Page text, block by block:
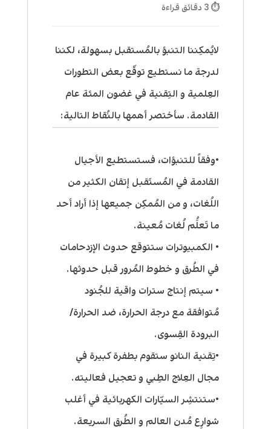
⏱ 3 دقائق قراءة
لايُمكِننا التنبؤ بالمُستقبل بسهولة، لكننا
لدرجة ما نستطيع توقّع بعض التطورات
العِلمية و التِقنية في غضون المئة عام
القادمة. سأختصر أهمها بالنُقاط التالية:
•وفقاً للتنبؤات، فستستطيع الأجيال
القادمة في المُستَقبل إتقان الكثير من
اللُغات، و من المُمكِن جميعها إذا أراد أحد
ما تَعلَُم لُغات مُعينة.
• الكمبيوترات ستتوقع حدوث الإزدحامات
في الطُرق و خطوط المُرور قبل حدوثها.
• سيتم إنتاج سترات واقية للجُنود
مُتوافقة مع درجة الحرارة، ضد الحرارة/
البرودة القِسوى.
•تِقنية النانو ستقوم بطفرة كبيرة في
مجال العِلاج الطِبي و تعجيل فعاليته.
•ستنتشِر السيّارات الكهربائية في أغلب
شوارِع مُدن العالم و الطُرق السريعة.